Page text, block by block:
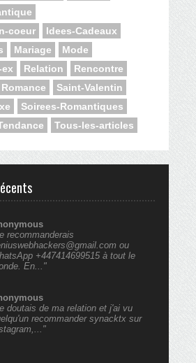
coeur
Idees-Cadeaux
Mariage
Mode
Relation
Rencontre
Romance
Saint-Valentin
Soirees-Romantiques
Tous-les-articles
recommanderais
ou
+447414699515 à tout le
En..."
doutais de ma relation et j'ai vu
recommander synacktx sur